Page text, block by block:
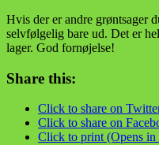
Hvis der er andre grøntsager
selvfølgelig bare ud. Det er
lager. God fornøjelse!
Share this:
Click to share on
Click to share on
Click to print (Opens